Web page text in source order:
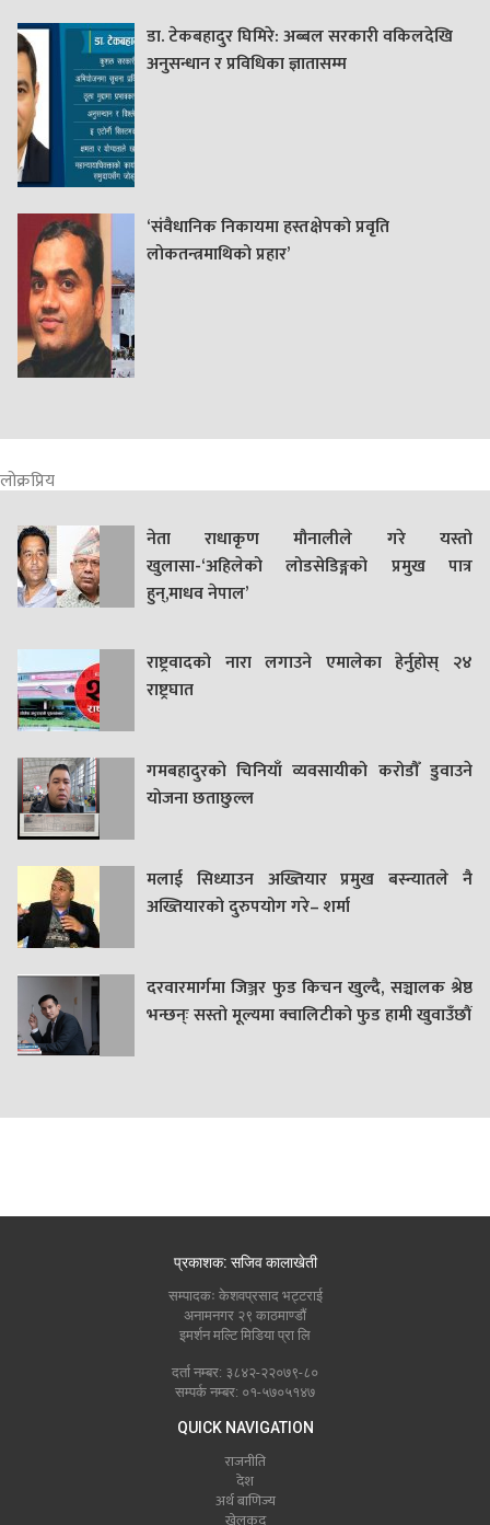
डा. टेकबहादुर घिमिरे: अब्बल सरकारी वकिलदेखि
अनुसन्धान र प्रविधिका ज्ञातासम्म
‘संवैधानिक निकायमा हस्तक्षेपको प्रवृति
लोकतन्त्रमाथिको प्रहार’
लोक्रप्रिय
नेता राधाकृण मौनालीले गरे यस्तो
खुलासा-‘अहिलेको लोडसेडिङ्गको प्रमुख पात्र
हुन्,माधव नेपाल’
राष्ट्रवादको नारा लगाउने एमालेका हेर्नुहोस् २४
राष्ट्रघात
गमबहादुरकाे चिनियाँ व्यवसायीको करोडौँ डुवाउने
याेजना छताछुल्ल
मलाई सिध्याउन अख्तियार प्रमुख बस्न्यातले नै
अख्तियारको दुरुपयोग गरे– शर्मा
दरवारमार्गमा जिञ्जर फुड किचन खुल्दै, सञ्चालक श्रेष्ठ
भन्छन्ः सस्तो मूल्यमा क्वालिटीको फुड हामी खुवाउँछौं
प्रकाशक: सजिव कालाखेती
सम्पादकः केशवप्रसाद भट्टराई
अनामनगर २९ काठमाण्डौं
इमर्शन मल्टि मिडिया प्रा लि
दर्ता नम्बर: ३८४२-२२०७९-८०
सम्पर्क नम्बर: ०१-५७०५१४७
QUICK NAVIGATION
राजनीति
देश
अर्थ बाणिज्य